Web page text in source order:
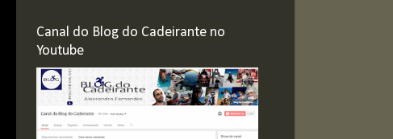
Canal do Blog do Cadeirante no
Youtube